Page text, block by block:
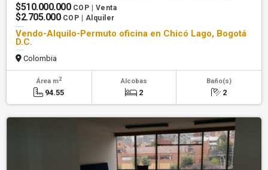
$510.000.000 COP | Venta
$2.705.000 COP | Alquiler
Vendo-Alquilo-Permuto oficina en Chicó Lago, Bogotá
D.C.
Colombia
Área m2
94.55
Alcobas
2
Baño(s)
2